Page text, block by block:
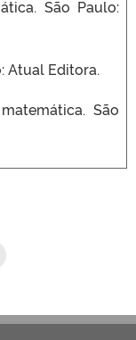
São Paulo:
Atual Editora.
São